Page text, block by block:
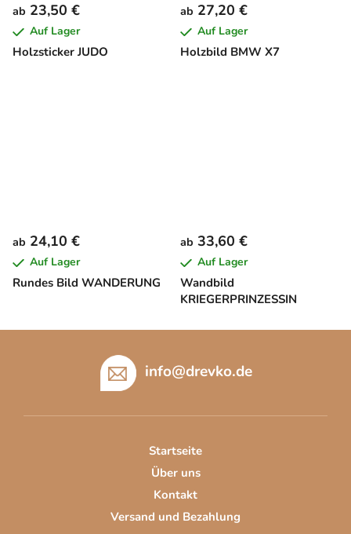
Holzsticker JUDO
ab 23,50 €
Auf Lager
Holzbild BMW X7
ab 27,20 €
Auf Lager
Rundes Bild WANDERUNG
ab 24,10 €
Auf Lager
Wandbild
KRIEGERPRINZESSIN
ab 33,60 €
Auf Lager
info@drevko.de
Startseite
Über uns
Kontakt
Versand und Bezahlung